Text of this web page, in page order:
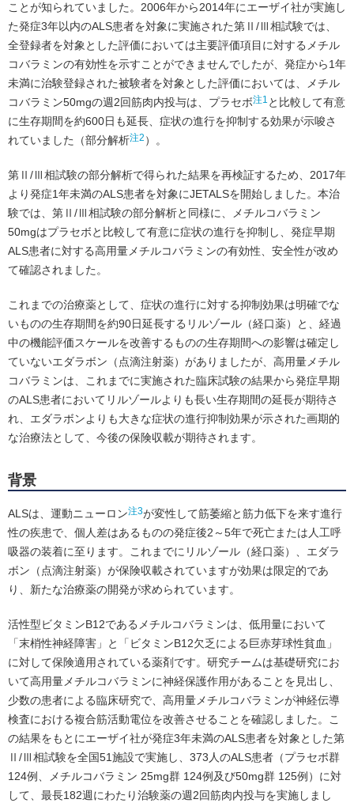
ことが知られていました。2006年から2014年にエーザイ社が実施し
た発症3年以内のALS患者を対象に実施された第Ⅱ/Ⅲ相試験では、
全登録者を対象とした評価においては主要評価項目に対するメチル
コバラミンの有効性を示すことができませんでしたが、発症から1年
未満に治験登録された被験者を対象とした評価においては、メチル
コバラミン50mgの週2回筋肉内投与は、プラセボ注1 と比較して有意
に生存期間を約600日も延長、症状の進行を抑制する効果が示唆さ
れていました（部分解析注2 ）。
第Ⅱ/Ⅲ相試験の部分解析で得られた結果を再検証するため、2017年
より発症1年未満のALS患者を対象にJETALSを開始しました。本治
験では、第Ⅱ/Ⅲ相試験の部分解析と同様に、メチルコバラミン
50mgはプラセボと比較して有意に症状の進行を抑制し、発症早期
ALS患者に対する高用量メチルコバラミンの有効性、安全性が改め
て確認されました。
これまでの治療薬として、症状の進行に対する抑制効果は明確でな
いものの生存期間を約90日延長するリルゾール（経口薬）と、経過
中の機能評価スケールを改善するものの生存期間への影響は確定し
ていないエダラボン（点滴注射薬）がありましたが、高用量メチル
コバラミンは、これまでに実施された臨床試験の結果から発症早期
のALS患者においてリルゾールよりも長い生存期間の延長が期待さ
れ、エダラボンよりも大きな症状の進行抑制効果が示された画期的
な治療法として、今後の保険収載が期待されます。
背景
ALSは、運動ニューロン注3が変性して筋萎縮と筋力低下を来す進行
性の疾患で、個人差はあるものの発症後2～5年で死亡または人工呼
吸器の装着に至ります。これまでにリルゾール（経口薬）、エダラ
ボン（点滴注射薬）が保険収載されていますが効果は限定的であ
り、新たな治療薬の開発が求められています。
活性型ビタミンB12であるメチルコバラミンは、低用量において
「末梢性神経障害」と「ビタミンB12欠乏による巨赤芽球性貧血」
に対して保険適用されている薬剤です。研究チームは基礎研究にお
いて高用量メチルコバラミンに神経保護作用があることを見出し、
少数の患者による臨床研究で、高用量メチルコバラミンが神経伝導
検査における複合筋活動電位を改善させることを確認しました。こ
の結果をもとにエーザイ社が発症3年未満のALS患者を対象とした第
Ⅱ/Ⅲ相試験を全国51施設で実施し、373人のALS患者（プラセボ群
124例、メチルコバラミン 25mg群 124例及び50mg群 125例）に対
して、最長182週にわたり治験薬の週2回筋肉内投与を実施しまし